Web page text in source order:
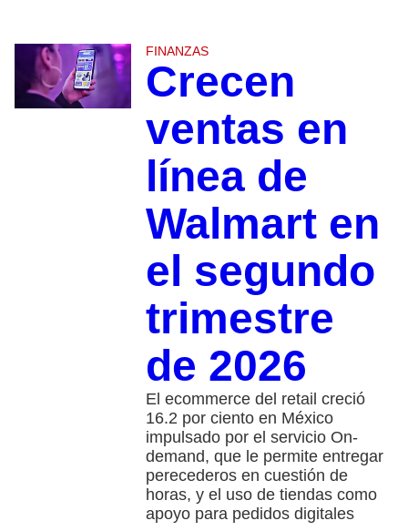
FINANZAS
Crecen
ventas en
línea de
Walmart en
el segundo
trimestre
de 2026
El ecommerce del retail creció
16.2 por ciento en México
impulsado por el servicio On-
demand, que le permite entregar
perecederos en cuestión de
horas, y el uso de tiendas como
apoyo para pedidos digitales